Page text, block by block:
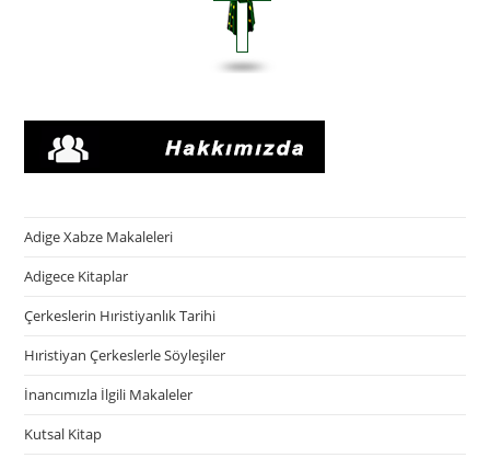
Adige Xabze Makaleleri
Adigece Kitaplar
Çerkeslerin Hıristiyanlık Tarihi
Hıristiyan Çerkeslerle Söyleşiler
İnancımızla İlgili Makaleler
Kutsal Kitap